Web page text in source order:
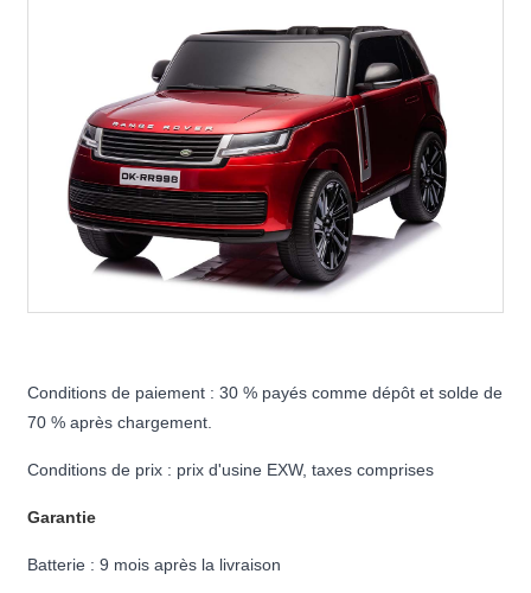
Conditions de paiement : 30 % payés comme dépôt et solde de
70 % après chargement.
Conditions de prix : prix d'usine EXW, taxes comprises
Garantie
Batterie : 9 mois après la livraison